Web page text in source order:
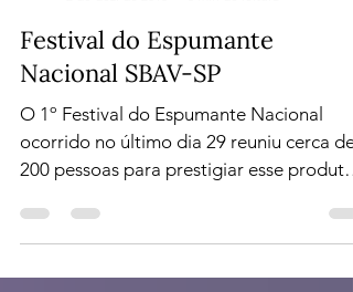
2 de dez. de 2013
3 min de leitura
Festival do Espumante
Nacional SBAV-SP
O 1º Festival do Espumante Nacional
ocorrido no último dia 29 reuniu cerca de
200 pessoas para prestigiar esse produto